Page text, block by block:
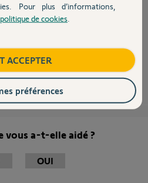
la longueur de ~1.5mm.
absolument librement.
presque 8 ans
vous a-t-elle aidé ?
OUI
Pour plus d’informations,
politique de cookies
ACCEPTER
préférences